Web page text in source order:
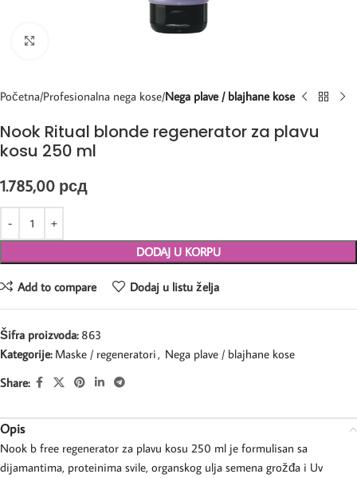
Početna Profesionalna nega kose Nega plave / blajhane kose
Nook Ritual blonde regenerator za plavu
kosu 250 ml
1.785,00 рсд
DODAJ U KORPU
Add to compare Dodaj u listu želja
Šifra proizvoda: 863
Kategorije: Maske / regeneratori, Nega plave / blajhane kose
Share:
Opis
Nook b free regenerator za plavu kosu 250 ml je formulisan sa
dijamantima, proteinima svile, organskog ulja semena grožđa i Uv